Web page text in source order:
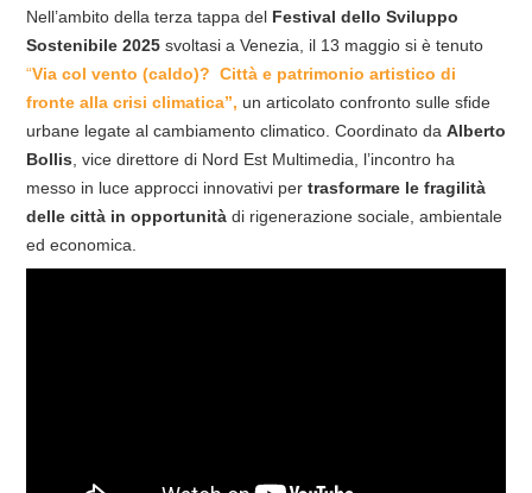
Nell’ambito della terza tappa del Festival dello Sviluppo
Sostenibile 2025 svoltasi a Venezia,
il 13 maggio si è tenuto
“Via col vento (caldo)? Città e patrimonio artistico di
fronte alla crisi climatica”, un articolato confronto sulle sfide
urbane legate al cambiamento climatico. Coordinato da Alberto
Bollis , vice direttore di Nord Est Multimedia, l’incontro ha
messo in luce approcci innovativi per trasformare le fragilità
delle città in opportunità di rigenerazione sociale, ambientale
ed economica.